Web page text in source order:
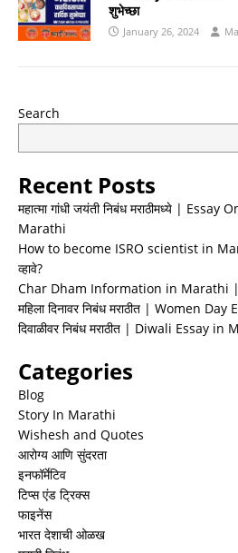
शुभेच्छा
January 26, 2024
Search
Recent Posts
महात्मा गांधी जयंती निबंध मराठीमध्ये |
Marathi
How to become ISRO scientist in
व्हावे?
Char Dham Information in Marathi |
महिला दिनावर निबंध मराठीत | Women
दिवाळीवर निबंध मराठीत | Diwali Essay in
Categories
Blog
Story In Marathi
Wishesh and Quotes
आरोग्य आणि सुंदरता
इनफॉर्मेटिव
टिप्स एंड ट्रिक्स
फाइनेंस
भारत देशाची ओळख